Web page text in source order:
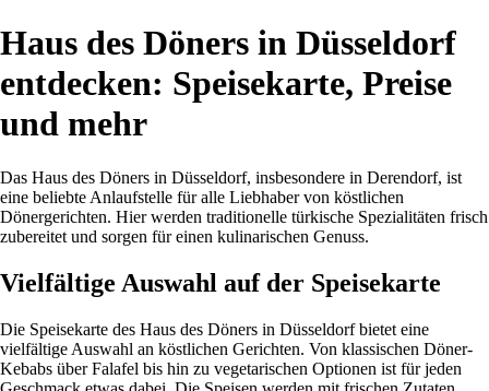
Haus des Döners in Düsseldorf
entdecken: Speisekarte, Preise
und mehr
Das Haus des Döners in Düsseldorf, insbesondere in Derendorf, ist
eine beliebte Anlaufstelle für alle Liebhaber von köstlichen
Dönergerichten. Hier werden traditionelle türkische Spezialitäten frisch
zubereitet und sorgen für einen kulinarischen Genuss.
Vielfältige Auswahl auf der Speisekarte
Die Speisekarte des Haus des Döners in Düsseldorf bietet eine
vielfältige Auswahl an köstlichen Gerichten. Von klassischen Döner-
Kebabs über Falafel bis hin zu vegetarischen Optionen ist für jeden